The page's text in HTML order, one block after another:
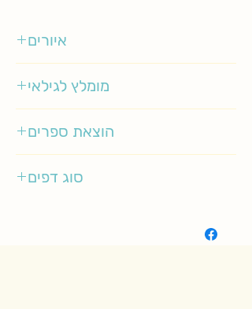
איורים
מומלץ לגילאי
הוצאת ספרים
סוג דפים